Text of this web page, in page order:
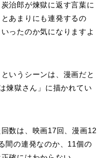
治郎が煉獄に返す言葉に
あまりにも連発するの
ったのか気になりますよ
いうシーンは、漫画だと
煉獄さん」に描かれてい
数は、映画17回、漫画12
間の連発なのか、11個の